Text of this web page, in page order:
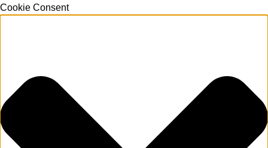
Cookie Consent